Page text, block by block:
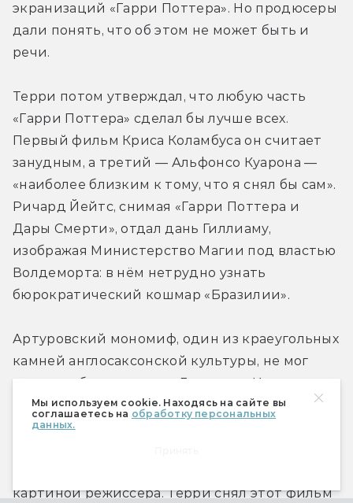
Мы используем cookie. Находясь на сайте вы
соглашаетесь на обработку персональных
данных.
экранизаций «Гарри Поттера». Но продюсеры
дали понять, что об этом не может быть и
речи.
Терри потом утверждал, что любую часть
«Гарри Поттера» сделал бы лучше всех.
Первый фильм Криса Коламбуса он считает
занудным, а третий — Альфонсо Куарона —
«наиболее близким к тому, что я снял бы сам».
Ричард Йейтс, снимая «Гарри Поттера и
Дары Смерти», отдал дань Гиллиаму,
изображая Министерство Магии под властью
Волдеморта: в нём нетрудно узнать
бюрократический кошмар «Бразилии».
Артуровский мономиф, один из краеугольных
камней англосаксонской культуры, не мог
остаться без внимания Гиллиама. И речь не
только о его фарсовой интерпретации в
«Священном Граале». «Король-Рыбак» (1991)
картиной режиссёра. Терри снял этот фильм